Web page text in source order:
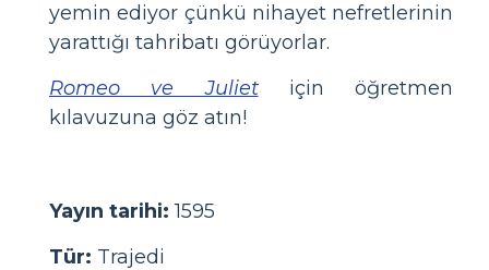
yemin ediyor çünkü nihayet nefretlerinin
yarattığı tahribatı görüyorlar.
Romeo ve Julietiçin öğretmen
kılavuzuna göz atın!
Yayın tarihi: 1595
Tür: Trajedi